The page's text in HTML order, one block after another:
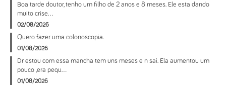
Boa tarde doutor, tenho um filho de 2 anos e 8 meses. Ele esta dando
muito crise...
02/08/2026
Quero fazer uma colonoscopia.
01/08/2026
Dr estou com essa mancha tem uns meses e n sai. Ela aumentou um
pouco ,era pequ...
01/08/2026